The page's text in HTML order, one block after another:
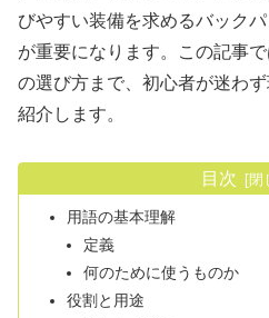
びやすい装備を求めるバック
が重要になります。この記事
の選び方まで、初心者が迷わ
紹介します。
目次
用語の基本理解
定義
何のために使うものか
役割と用途